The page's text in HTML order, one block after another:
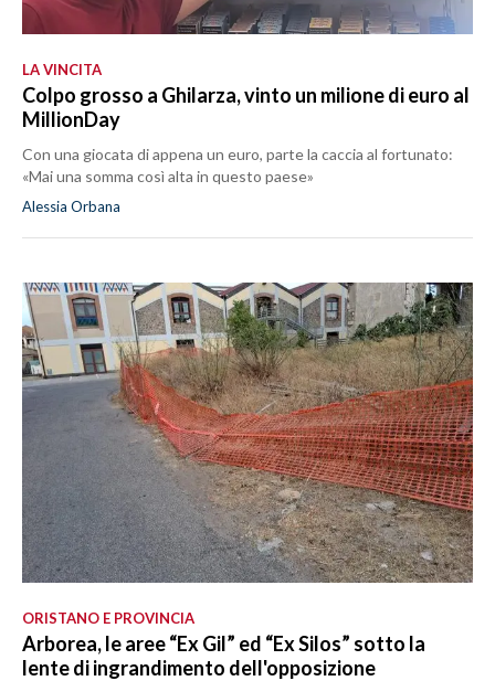
LA VINCITA
Colpo grosso a Ghilarza, vinto un milione di euro al
MillionDay
Con una giocata di appena un euro, parte la caccia al fortunato:
«Mai una somma così alta in questo paese»
Alessia Orbana
ORISTANO E PROVINCIA
Arborea, le aree “Ex Gil” ed “Ex Silos” sotto la
lente di ingrandimento dell'opposizione